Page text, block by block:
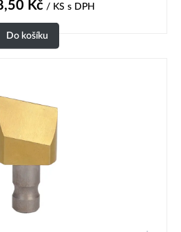
Kč/ KS s DPH
Do košíku